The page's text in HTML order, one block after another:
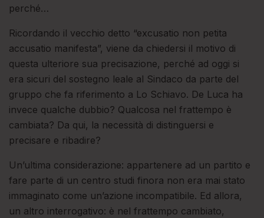
perché…
Ricordando il vecchio detto “excusatio non petita
accusatio manifesta”, viene da chiedersi il motivo di
questa ulteriore sua precisazione, perché ad oggi si
era sicuri del sostegno leale al Sindaco da parte del
gruppo che fa riferimento a Lo Schiavo. De Luca ha
invece qualche dubbio? Qualcosa nel frattempo è
cambiata? Da qui, la necessità di distinguersi e
precisare e ribadire?
Un’ultima considerazione: appartenere ad un partito e
fare parte di un centro studi finora non era mai stato
immaginato come un’azione incompatibile. Ed allora,
un altro interrogativo: è nel frattempo cambiato,